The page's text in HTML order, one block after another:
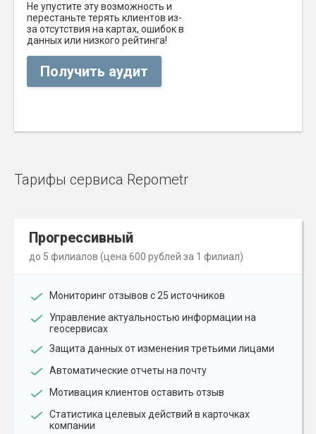
Не упустите эту возможность и
перестаньте терять клиентов из-
за отсутствия на картах, ошибок в
данных или низкого рейтинга!
Получить аудит
Тарифы сервиса Repometr
Прогрессивный
до 5 филиалов (цена 600 рублей за 1 филиал)
Мониторинг отзывов с 25 источников
Управление актуальностью информации на
геосервисах
Защита данных от изменения третьими лицами
Автоматические отчеты на почту
Мотивация клиентов оставить отзыв
Статистика целевых действий в карточках
компании